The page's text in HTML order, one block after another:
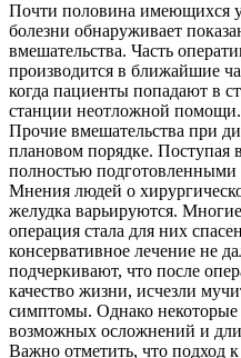
О нас
Услуги
Почти половина имеющихся у
болезни обнаруживает
вмешательства. Часть
производится в ближайшие
когда пациенты попадают в
станции неотложной помощи.
Прочие вмешательства при
плановом порядке. Поступая
полностью
Мнения людей о
желудка варьируются.
операция стала для них
консервативное лечение не
подчеркивают, что после
качество жизни, исчезли
симптомы. Однако
возможных осложнений и
Важно отметить, что подход